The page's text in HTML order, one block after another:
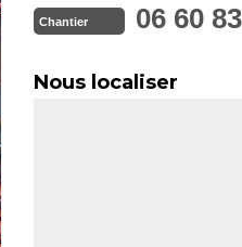
Chantier 06 60
Nous localiser